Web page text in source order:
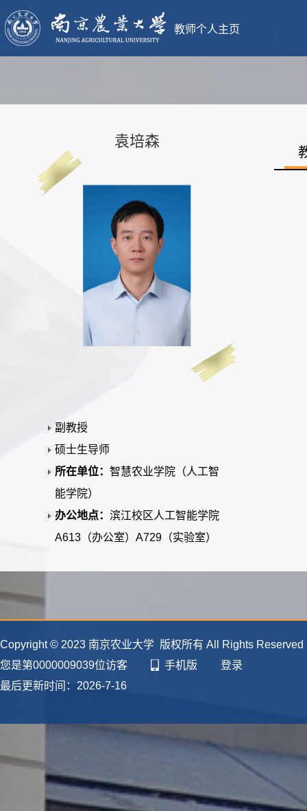
教师个人主页
袁培森
副教授
硕士生导师
所在单位： 智慧农业学院（人工智
能学院）
办公地点： 滨江校区人工智能学院
A613（办公室）A729（实验室）
Copyright © 2023 南京农业大学 版权所有 All Rights
您是第0000009039位访客 手机版
登录
最后更新时间： 2026-7-16